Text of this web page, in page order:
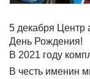
5 декабря Центр
День Рождения!
В 2021 году
В честь именин